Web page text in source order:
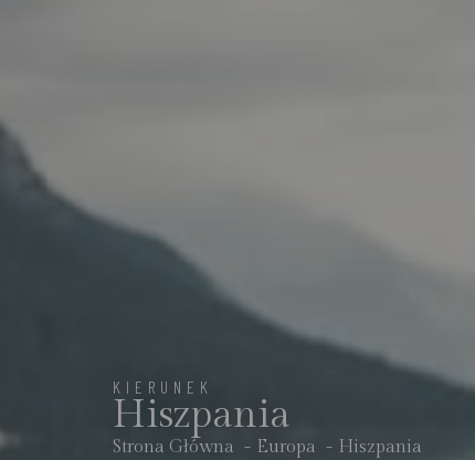
KIERUNEK
Hiszpania
Strona Główna Europa Hiszpania